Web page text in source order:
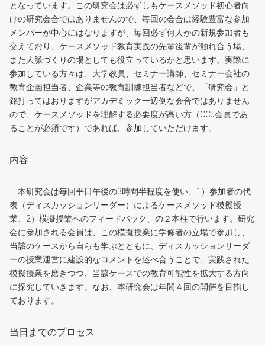
となっています。この研究会は必ずしもケースメソッド初心者向
けの研究会合ではありませんので、毎回の会合は経験豊富な参加
メンバーが中心にはなりますが、毎回必ず何人かの新規参加者も
交えており、ケースメソッド教育実践の先輩後輩が触れ合う場、
また人脈づくりの場としても役立っているかと思います。実際に
参加している方々は、大学教員、セミナー講師、セミナー会社の
教育企画担当者、企業等の教育訓練担当者などで、「研究会」と
銘打ってはおりますがアカデミック一辺倒な会合ではありません
ので、ケースメソッドを理解する必要度が高い方（CCJ会員であ
ることが必須です）であれば、参加していただけます。
内容
本研究会は毎回平日午後の3時間半程度を使い、1）参加者の代
表（ディスカッションリーダー）によるケースメソッド模擬授
業、2）模擬授業へのフィードバック、の２本柱で行います。研究
会に参加される会員は、この模擬授業に学修者の立場で参加し、
当該のケースから自らも学ぶとともに、ディスカッションリーダ
ーの授業運営に建設的なコメントを述べ合うことで、実践された
模擬授業を磨きつつ、当該ケースでの教育可能性を拡大する方向
に探究していきます。なお、本研究会は年間４回の開催を目指し
ております。
当日までのプロセス